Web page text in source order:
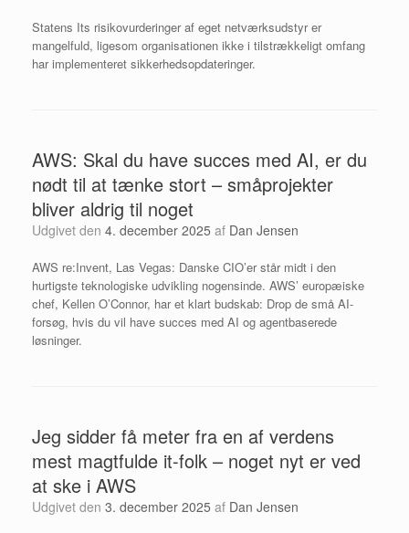
Statens Its risikovurderinger af eget netværksudstyr er
mangelfuld, ligesom organisationen ikke i tilstrækkeligt omfang
har implementeret sikkerhedsopdateringer.
AWS: Skal du have succes med AI, er du
nødt til at tænke stort – småprojekter
bliver aldrig til noget
Udgivet den 4. december 2025 af Dan Jensen
AWS re:Invent, Las Vegas: Danske CIO’er står midt i den
hurtigste teknologiske udvikling nogensinde. AWS’ europæiske
chef, Kellen O’Connor, har et klart budskab: Drop de små AI-
forsøg, hvis du vil have succes med AI og agentbaserede
løsninger.
Jeg sidder få meter fra en af verdens
mest magtfulde it-folk – noget nyt er ved
at ske i AWS
Udgivet den 3. december 2025 af Dan Jensen